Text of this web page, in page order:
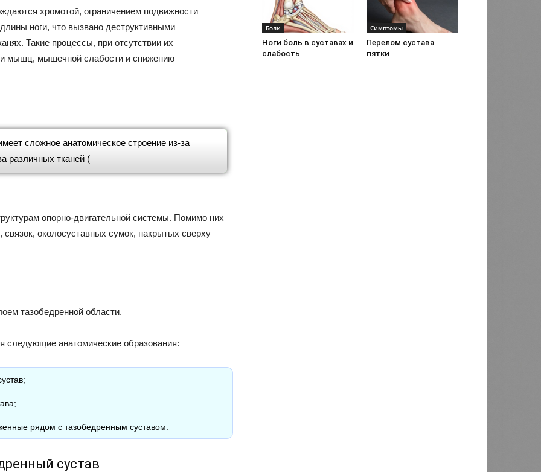
хромотой, ограничением подвижности
ноги, что вызвано деструктивными
Такие процессы, при отсутствии их
мышц, мышечной слабости и снижению
сложное анатомическое строение из-за
различных тканей (
опорно-двигательной системы. Помимо них
околосуставных сумок, накрытых сверху
тазобедренной области.
следующие анатомические образования:
рядом с тазобедренным суставом.
сустав
Боли
Ноги боль в суставах и
слабость
Симптомы
Перелом сустава
пятки